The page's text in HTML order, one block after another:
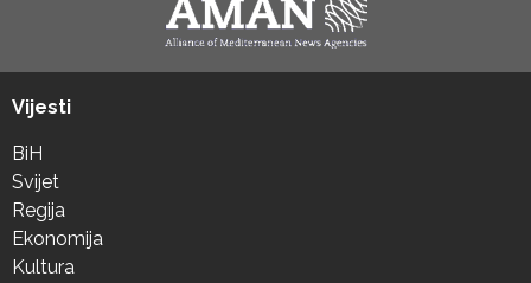
Vijesti
BiH
Svijet
Regija
Ekonomija
Kultura